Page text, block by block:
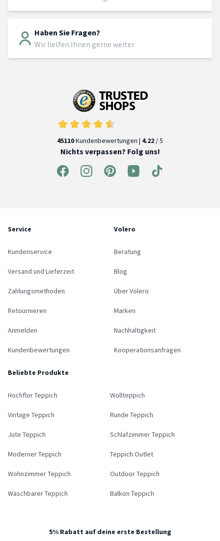
Haben Sie Fragen?
Wir helfen Ihnen gerne weiter
45110Kundenbewertungen | 4.22 / 5
Nichts verpassen? Folg uns!
Service
Kundenservice
Versand und Lieferzeit
Zahlungsmethoden
Retournieren
Anmelden
Kundenbewertungen
Volero
Beratung
Blog
Über Volero
Marken
Nachhaltigkeit
Kooperationsanfragen
Beliebte Produkte
Hochflor Teppich Wollteppich
Vintage Teppich Runde Teppich
Jute Teppich Schlafzimmer Teppich
Moderner Teppich Teppich Outlet
Wohnzimmer Teppich Outdoor Teppich
Waschbarer Teppich Balkon Teppich
5% Rabatt auf deine erste Bestellung